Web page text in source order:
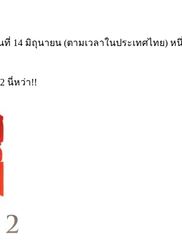
14 มิถุนายน (ตามเวลาในประเทศไทย)
นี่หว่า!!